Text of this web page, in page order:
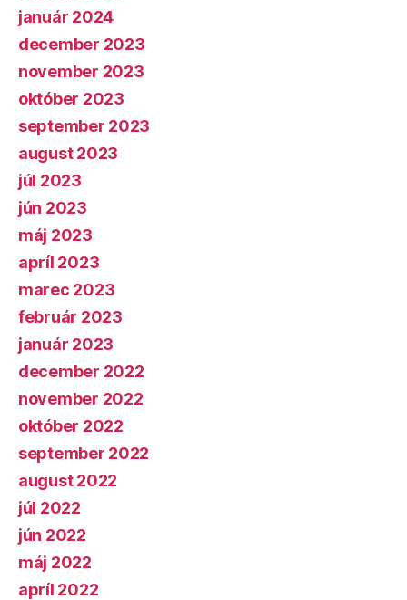
január 2024
december 2023
november 2023
október 2023
september 2023
august 2023
júl 2023
jún 2023
máj 2023
apríl 2023
marec 2023
február 2023
január 2023
december 2022
november 2022
október 2022
september 2022
august 2022
júl 2022
jún 2022
máj 2022
apríl 2022